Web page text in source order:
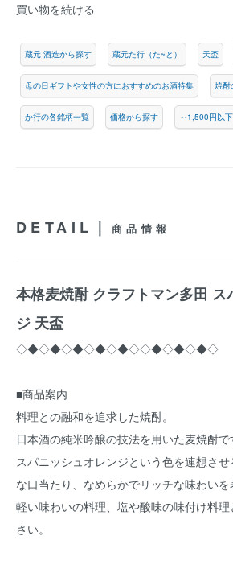
買い物を続ける
蔵元 酒造から探す 蔵元た行（た~と） 天盃
母の日ギフトや女性の方におすすめのお酒特集 焼酎
か行の各銘柄一覧 価格から探す ～1,500円以
DETAIL｜ 商品情報
本格麦焼酎 クラフトマン多田 ス
ジ 天盃
◇◆◇◆◇◆◇◆◇◆◇◇◆◇◆◇◆◇
■商品案内
料理との融和を追求した焼酎。
日本酒の純米吟醸の技法を用いた麦焼酎で
スパニッシュオレンジという色を連想さ
な口当たり、なめらかでリッチな味わいを
軽い味わいの料理、塩や酸味の味付け料
さい。